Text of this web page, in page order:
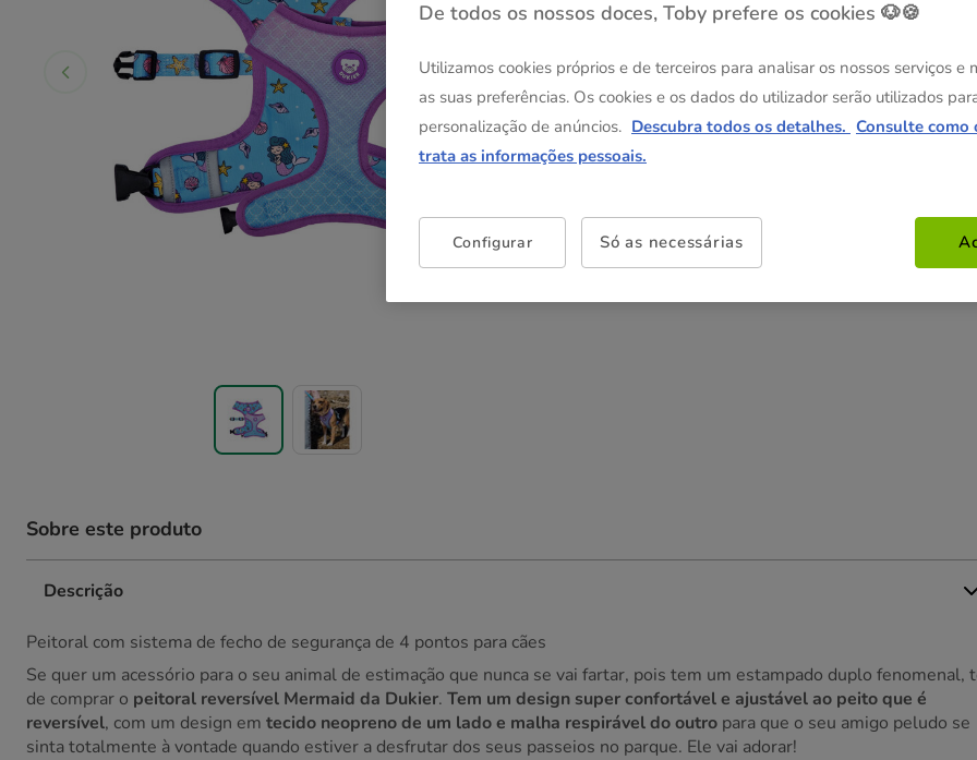
25.99€ 25.99€
Não perca esta promoção
-25% na 2ª un
Sobre este produto
Descrição
Peitoral com sistema de fecho de segurança de 4 pontos para cães
Se quer um acessório para o seu animal de estimação que nunca se vai fartar, pois tem um estampado duplo fenomenal,
de comprar o peitoral reversível Mermaid da Dukier. Tem um design super confortável e ajustável ao peito que é
reversível, com um design em tecido neopreno de um lado e malha respirável do outro para que o seu amigo peludo se
sinta totalmente à vontade quando estiver a desfrutar dos seus passeios no parque. Ele vai adorar!
De todos os nossos doces, Toby prefere os cookies 🐶🍪
Utilizamos cookies próprios e de terceiros para analisar os nossos serviços e
as suas preferências. Os cookies e os dados do utilizador serão utilizados
personalização de anúncios. Descubra todos os detalhes. Consulte como
trata as informações pessoais.
Configurar Só as necessárias